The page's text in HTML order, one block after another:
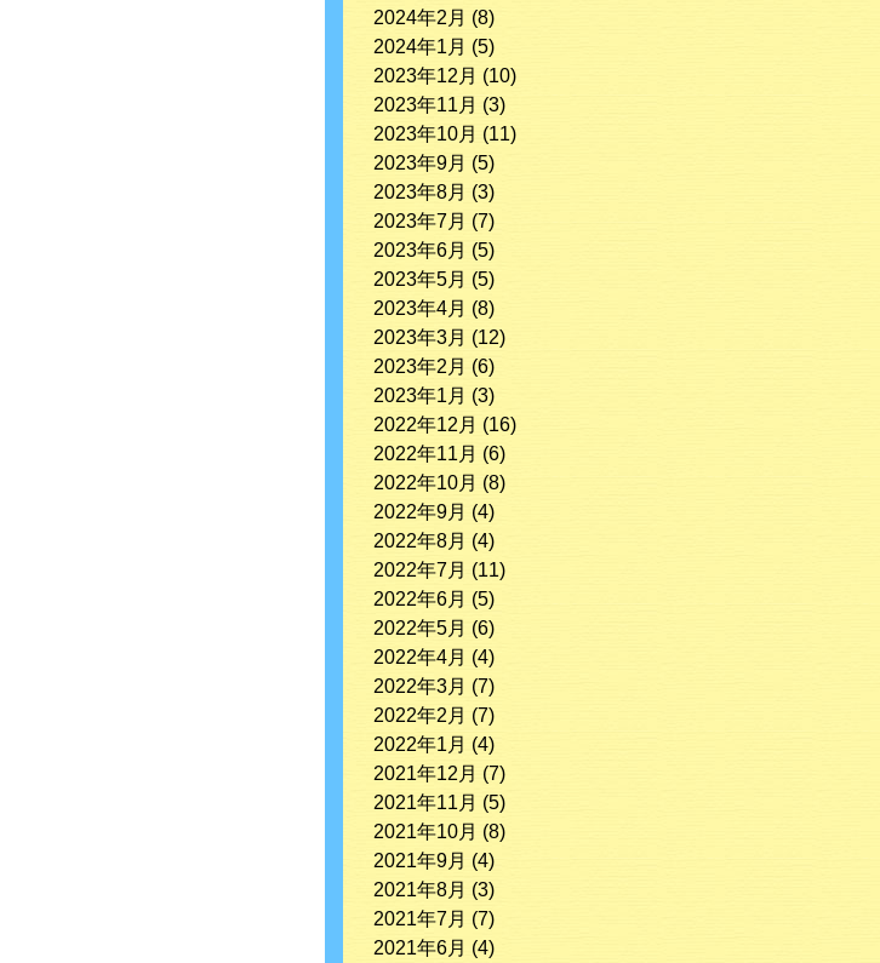
2024年2月 (8)
2024年1月 (5)
2023年12月 (10)
2023年11月 (3)
2023年10月 (11)
2023年9月 (5)
2023年8月 (3)
2023年7月 (7)
2023年6月 (5)
2023年5月 (5)
2023年4月 (8)
2023年3月 (12)
2023年2月 (6)
2023年1月 (3)
2022年12月 (16)
2022年11月 (6)
2022年10月 (8)
2022年9月 (4)
2022年8月 (4)
2022年7月 (11)
2022年6月 (5)
2022年5月 (6)
2022年4月 (4)
2022年3月 (7)
2022年2月 (7)
2022年1月 (4)
2021年12月 (7)
2021年11月 (5)
2021年10月 (8)
2021年9月 (4)
2021年8月 (3)
2021年7月 (7)
2021年6月 (4)